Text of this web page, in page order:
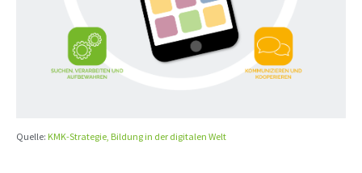
Quelle: KMK-Strategie, Bildung in der digitalen Welt